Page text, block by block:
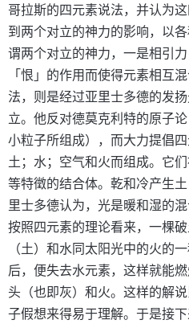
哥拉斯的四元素说法，并认为
到两个对立的神力的影响，以
谓两个对立的神力，一是相引
「恨」的作用而使得元素相互
法，则是经过亚里士多德的发
立。他反对德莫克利特的原子
小粒子所组成），而大力提倡
土；水；空气和火而组成。它
等特徵的结合体。乾和冷产生
里士多德认为，光是暖和湿的
按照四元素的理论看来，一棵
（土）和水同太阳光中的火的
后，便失去水元素，这样就能
头（也即灰）和火。这样的解
子假想来得易于理解。于是接